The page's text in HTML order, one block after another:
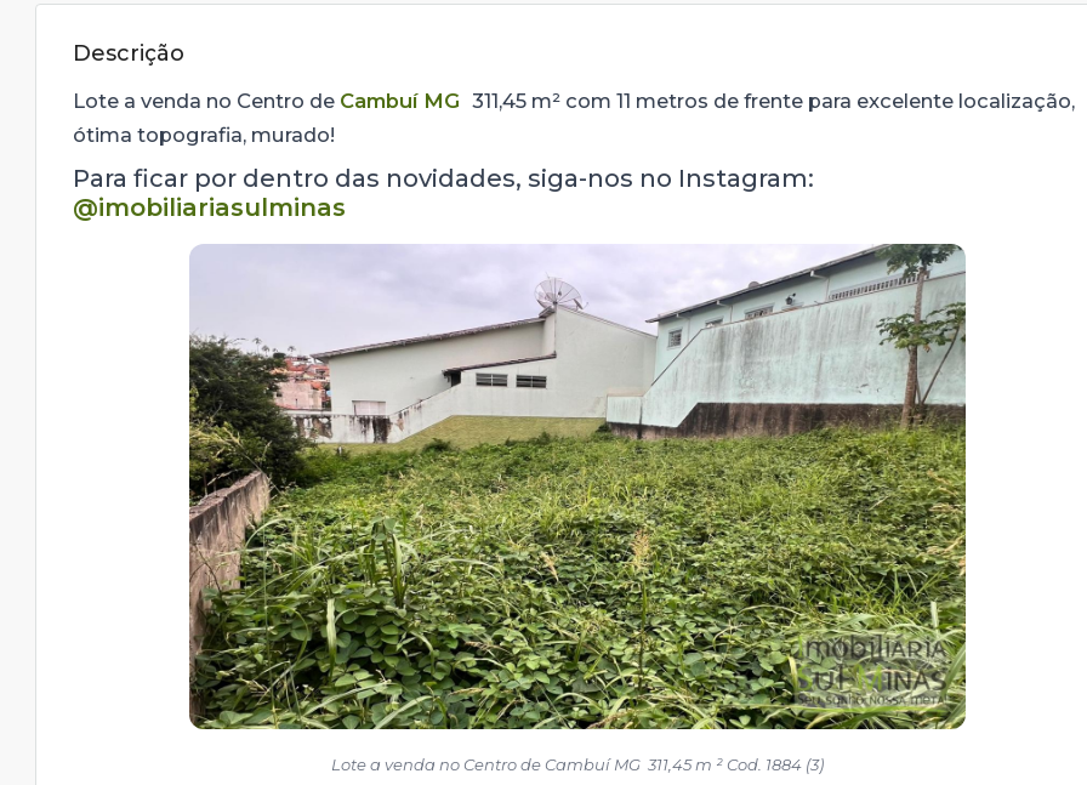
Descrição
Lote a venda no Centro de Cambuí MG 311,45 m² com 11 metros de frente para excelente localização,
ótima topografia, murado!
Para ficar por dentro das novidades, siga-nos no Instagram:
@imobiliariasulminas
Lote a venda no Centro de Cambuí MG 311,45 m ² Cod. 1884 (3)